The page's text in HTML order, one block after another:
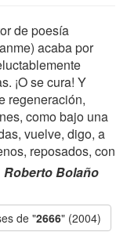
de poesía
acaba por
¡O se cura! Y
regeneración,
como bajo una
vuelve, digo, a
reposados, con
Roberto Bolaño
de "2666" (2004)